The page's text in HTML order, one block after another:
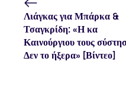
Λιάγκας για Μπάρκα &
Τσαγκρίδη: «Η κα
Καινούργιου τους
Δεν το ήξερα» [Βίντεο]